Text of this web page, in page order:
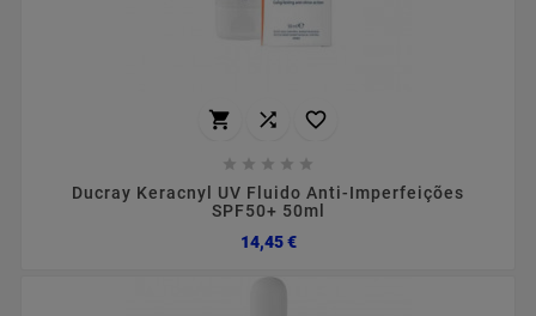
  
    
Ducray Keracnyl UV Fluido Anti-Imperfeições
SPF50+ 50ml
14,45 €Preço